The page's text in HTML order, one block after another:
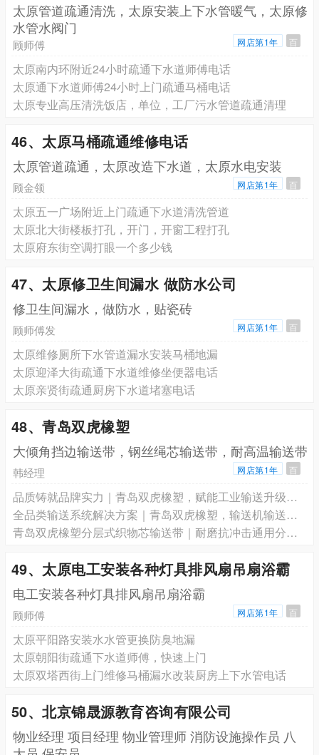
太原管道疏通清洗，太原安装上下水管暖气，太原修
水管水阀门
顾师傅 网店第1年 百
太原南内环附近24小时疏通下水道师傅电话
太原通下水道师傅24小时上门疏通马桶电话
太原专业高压清洗饭店，单位，工厂污水管道疏通清理
46、太原马桶疏通维修电话
太原管道疏通，太原改造下水道，太原水电安装
顾金领 网店第1年 百
太原五一广场附近上门疏通下水道清洗管道
太原北大街楼板打孔，开门，开窗工程打孔
太原府东街空调打眼一个多少钱
47、太原修卫生间漏水 做防水公司
修卫生间漏水，做防水，贴瓷砖
顾师傅发 网店第1年 百
太原维修厕所下水管道漏水安装马桶地漏
太原迎泽大街疏通下水道维修坐便器电话
太原亲贤街疏通厨房下水道堵塞电话
48、青岛双虎橡塑
大倾角挡边输送带，钢丝绳芯输送带，耐高温输送带
韩经理 网店第1年 百
品质铸就品牌实力｜青岛双虎橡塑，赋能工业输送升级的领军企业
全品类输送系统解决方案｜青岛双虎橡塑，输送机输送带一站式服务标杆
青岛双虎橡塑分层式织物芯输送带｜耐磨抗冲击通用分层帆布工业皮带
49、太原电工安装各种灯具排风扇吊扇浴霸
电工安装各种灯具排风扇吊扇浴霸
顾师傅 网店第1年 百
太原平阳路安装水水管更换防臭地漏
太原朝阳街疏通下水道师傅，快速上门
太原双塔西街上门维修马桶漏水改装厨房上下水管电话
50、北京锦晟源教育咨询有限公司
物业经理 项目经理 物业管理师 消防设施操作员 八